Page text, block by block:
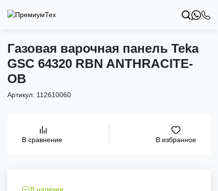
Газовая варочная панель Teka
GSC 64320 RBN ANTHRACITE-
OB
Артикул: 112610060
В сравнение В избранное
В наличии